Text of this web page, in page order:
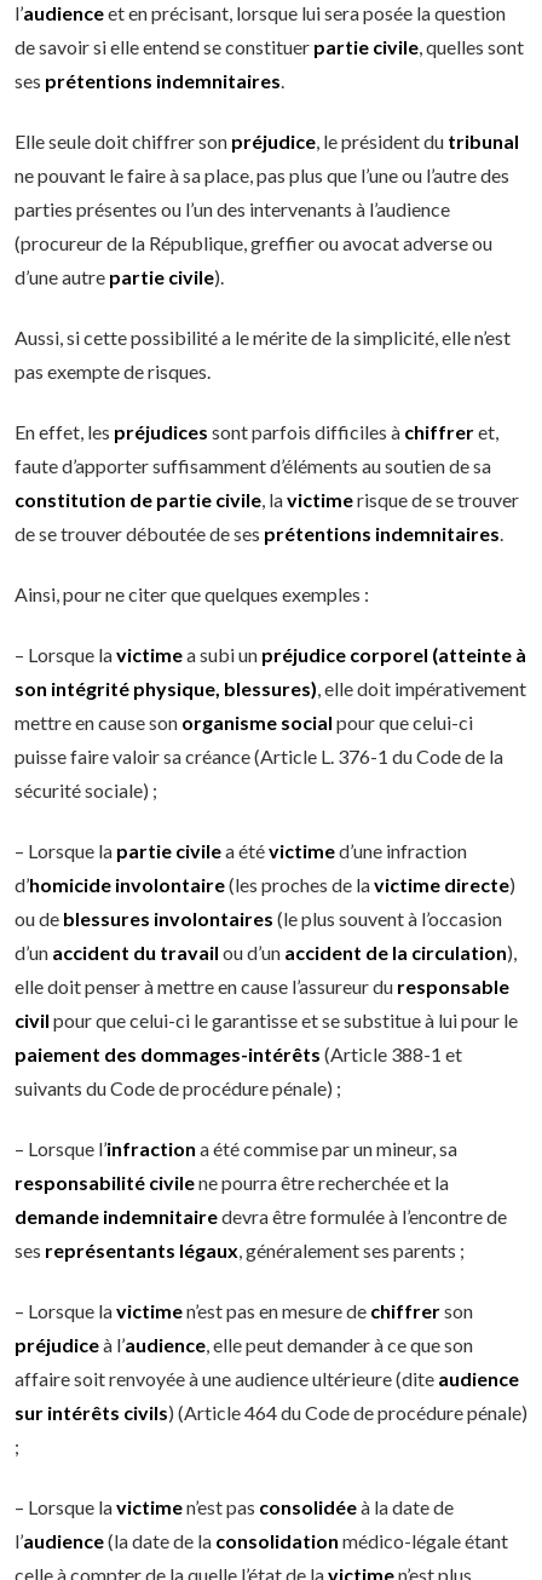
l’audienceet en précisant, lorsque lui sera posée la question
de savoir si elle entend se constituer partie civile, quelles sont
ses prétentions indemnitaires.
Elle seule doit chiffrer son préjudice, le président du tribunal
ne pouvant le faire à sa place, pas plus que l’une ou l’autre des
parties présentes ou l’un des intervenants à l’audience
(procureur de la République, greffier ou avocat adverse ou
d’une autre partie civile).
Aussi, si cette possibilité a le mérite de la simplicité, elle n’est
pas exempte de risques.
En effet, les préjudices sont parfois difficiles à chiffreret,
faute d’apporter suffisamment d’éléments au soutien de sa
constitution de partie civile, lavictimerisque de se trouver
de se trouver déboutée de ses prétentions indemnitaires.
Ainsi, pour ne citer que quelques exemples :
– Lorsque lavictimea subi un préjudice corporel (atteinte à
son intégrité physique, blessures), elle doit impérativement
mettre en cause son organisme social pour que celui-ci
puisse faire valoir sa créance (Article L. 376-1 du Code de la
sécurité sociale) ;
– Lorsque la partie civilea étévictimed’une infraction
d’homicide involontaire(les proches de lavictime directe)
ou de blessures involontaires (le plus souvent à l’occasion
d’un accident du travail ou d’un accident de la circulation),
elle doit penser à mettre en cause l’assureur du responsable
civil pour que celui-ci le garantisse et se substitue à lui pour le
paiement des dommages-intérêts (Article 388-1 et
suivants du Code de procédure pénale) ;
– Lorsque l’infraction a été commise par un mineur, sa
responsabilité civilene pourra être recherchée et la
demande indemnitairedevra être formulée à l’encontre de
ses représentants légaux, généralement ses parents ;
– Lorsque lavictimen’est pas en mesure de chiffrerson
préjudiceà l’audience, elle peut demander à ce que son
affaire soit renvoyée à une audience ultérieure (dite audience
sur intérêts civils) (Article 464 du Code de procédure pénale)
;
– Lorsque lavictimen’est pas consolidéeà la date de
l’audience(la date de la consolidation médico-légale étant
celle à compter de la quelle l’état de lavictimen’est plus